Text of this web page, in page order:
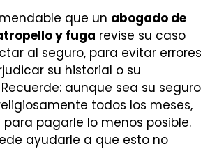
que un abogado de
y fuga revise su caso
al seguro, para evitar errores
su historial o su
Recuerde: aunque sea su seguro
todos los meses,
pagarle lo menos posible.
ayudarle a que esto no